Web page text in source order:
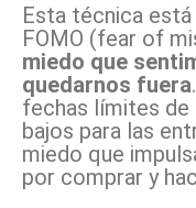
Esta técnica
FOMO (fear of
miedo que
quedarnos fuera
fechas límites
bajos para las
miedo que
por comprar y